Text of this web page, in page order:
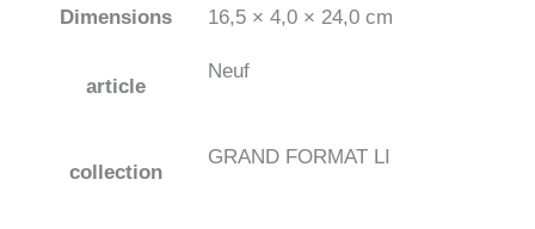
Dimensions 16,5 × 4,0 × 24,0 cm
article
Neuf
collection
GRAND FORMAT LI